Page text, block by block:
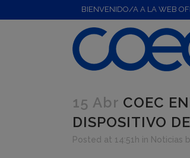
BIENVENIDO/A A LA WEB
15 Abr COEC
DISPOSITIVO
Posted at 14:51h in Noticias